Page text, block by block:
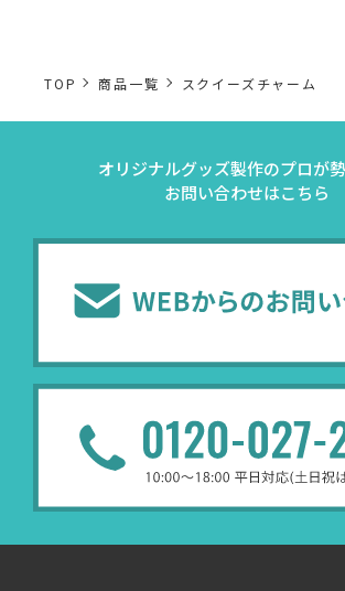
TOP 商品一覧 スクイーズチャーム
オリジナルグッズ製作のプロが
お問い合わせはこちら